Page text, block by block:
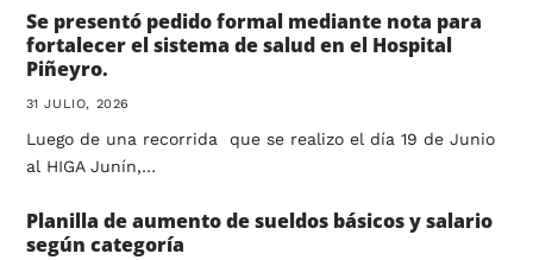
Se presentó pedido formal mediante nota para
fortalecer el sistema de salud en el Hospital
Piñeyro.
31 JULIO, 2026
Luego de una recorrida que se realizo el día 19 de Junio
al HIGA Junín,…
Planilla de aumento de sueldos básicos y salario
según categoría